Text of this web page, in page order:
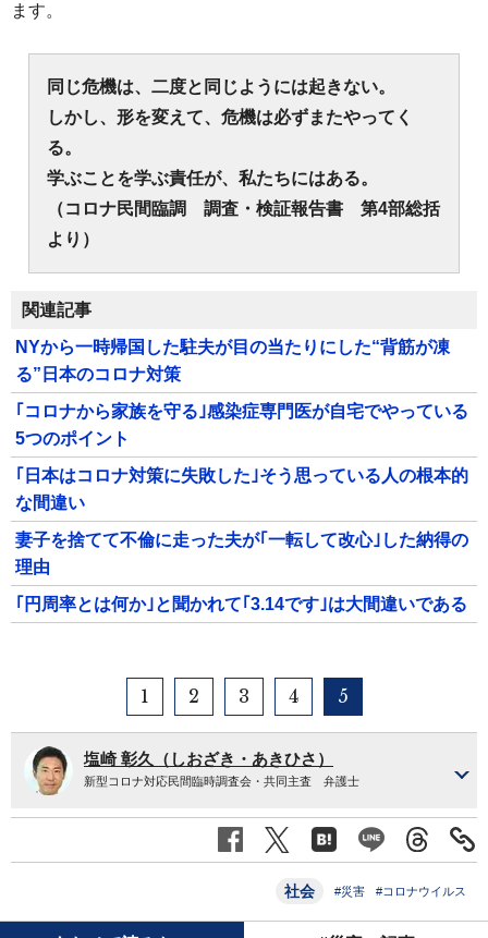
ます。
同じ危機は、二度と同じようには起きない。
しかし、形を変えて、危機は必ずまたやってく
る。
学ぶことを学ぶ責任が、私たちにはある。
（コロナ民間臨調 調査・検証報告書 第4部総括
より）
関連記事
NYから一時帰国した駐夫が目の当たりにした“背筋が凍
る”日本のコロナ対策
｢コロナから家族を守る｣感染症専門医が自宅でやっている
5つのポイント
｢日本はコロナ対策に失敗した｣そう思っている人の根本的
な間違い
妻子を捨てて不倫に走った夫が｢一転して改心｣した納得の
理由
｢円周率とは何か｣と聞かれて｢3.14です｣は大間違いである
1 2 3 4 5
塩崎 彰久（しおざき・あきひさ）
新型コロナ対応民間臨時調査会・共同主査 弁護士
社会 #災害 #コロナウイルス